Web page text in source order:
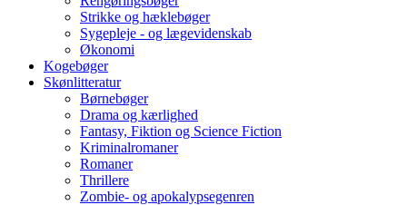
Strikke og hæklebøger
Sygepleje - og lægevidenskab
Økonomi
Kogebøger
Skønlitteratur
Børnebøger
Drama og kærlighed
Fantasy, Fiktion og Science Fiction
Kriminalromaner
Romaner
Thrillere
Zombie- og apokalypsegenren